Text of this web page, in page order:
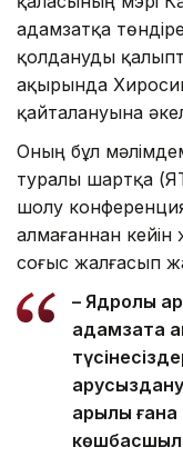
адамзатқа
қолдануды
ақырында
қайталануына
Оның бұл
туралы шартқа
шолу
алмағаннан
соғыс жалғасып
– Ядролық
адамзатқа
арқылы